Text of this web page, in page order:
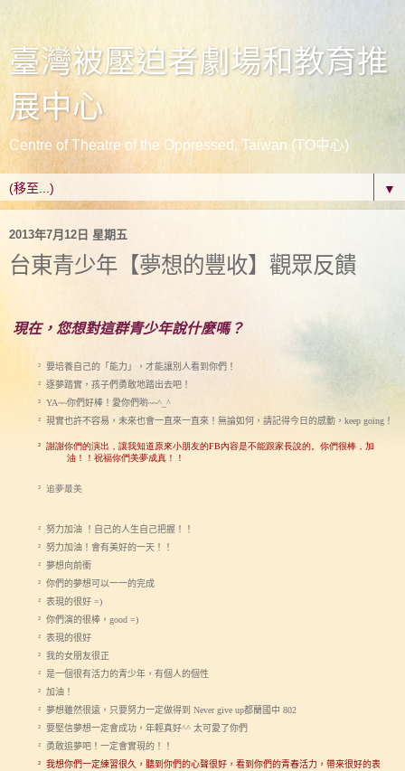
臺灣被壓迫者劇場和教育推
展中心
Centre of Theatre of the Oppressed, Taiwan (TO中心)
▼
2013年7月12日 星期五
台東青少年【夢想的豐收】觀眾反饋
現在，您想對這群青少年說什麼嗎？
² 要培養自己的「能力」，才能讓別人看到你們！
² 逐夢踏實，孩子們勇敢地踏出去吧！
² YA~~你們好棒！愛你們喲~~^_^
² 現實也許不容易，未來也會一直來一直來！無論如何，請記得今日的感動， keep going ！
² 謝謝你們的演出，讓我知道原來小朋友的FB內容是不能跟家長說的。你們很棒，加
油！！祝福你們美夢成真！！
² 追夢最美
² 努力加油 ！自己的人生自己把握！！
² 努力加油！會有美好的一天！！
² 夢想向前衝
² 你們的夢想可以一一的完成
² 表現的很好 =)
² 你們演的很棒， good =)
² 表現的很好
² 我的女朋友很正
² 是一個很有活力的青少年，有個人的個性
² 加油！
² 夢想雖然很遠，只要努力一定做得到 Never give up都蘭國中 802
² 要堅信夢想一定會成功，年輕真好^^ 太可愛了你們
² 勇敢追夢吧！一定會實現的！！
² 我想你們一定練習很久，聽到你們的心聲很好，看到你們的青春活力，帶來很好的表